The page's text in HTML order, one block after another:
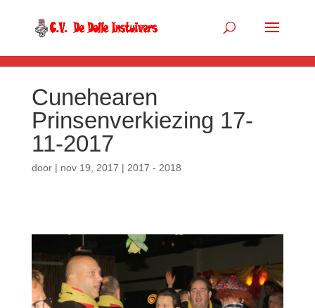
Cunehearen
Prinsenverkiezing 17-
11-2017
door | nov 19, 2017 | 2017 - 2018